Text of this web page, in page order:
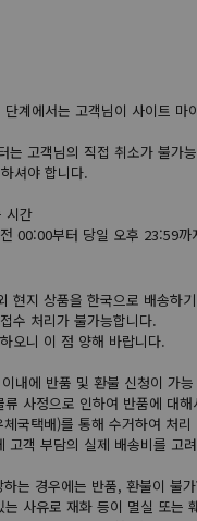
계에서는 고객님이 사이트 마
는 고객님의 직접 취소가 불가
셔야 합니다.
시간
00:00부터 당일 오후 23:59까
현지 상품을 한국으로 배송하
수 처리가 불가능합니다.
오니 이 점 양해 바랍니다.
내에 반품 및 환불 신청이 가능
사정으로 인하여 반품에 대
국택배)를 통해 수거하여 처리
고객 부담의 실제 배송비를 고
는 경우에는 반품, 환불이 불
사유로 재화 등이 멸실 또는